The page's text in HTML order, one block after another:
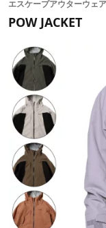
エスケープアウターウェア
POW JACKET